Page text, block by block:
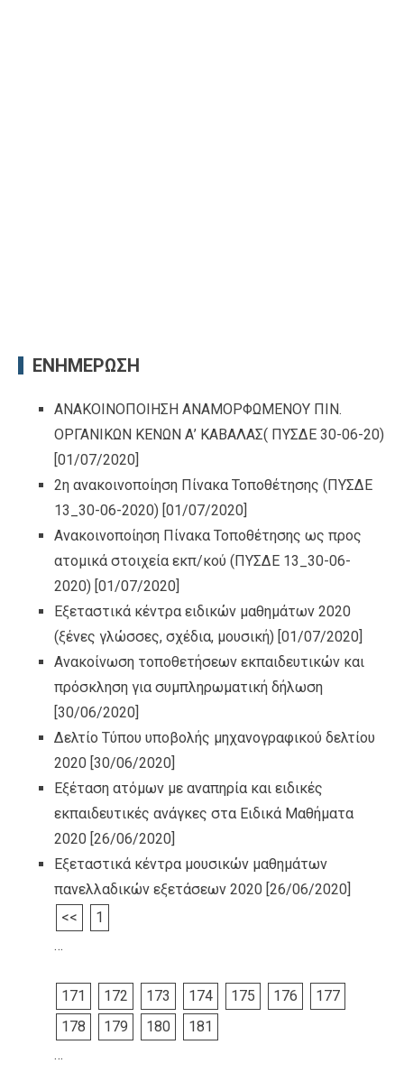
ΕΝΗΜΕΡΩΣΗ
ΑΝΑΚΟΙΝΟΠΟΙΗΣΗ ΑΝΑΜΟΡΦΩΜΕΝΟΥ ΠΙΝ.
ΟΡΓΑΝΙΚΩΝ ΚΕΝΩΝ Α’ ΚΑΒΑΛΑΣ( ΠΥΣΔΕ 30-06-20)
[01/07/2020]
2η ανακοινοποίηση Πίνακα Τοποθέτησης (ΠΥΣΔΕ
13_30-06-2020) [01/07/2020]
Ανακοινοποίηση Πίνακα Τοποθέτησης ως προς
ατομικά στοιχεία εκπ/κού (ΠΥΣΔΕ 13_30-06-
2020) [01/07/2020]
Εξεταστικά κέντρα ειδικών μαθημάτων 2020
(ξένες γλώσσες, σχέδια, μουσική) [01/07/2020]
Ανακοίνωση τοποθετήσεων εκπαιδευτικών και
πρόσκληση για συμπληρωματική δήλωση
[30/06/2020]
Δελτίο Τύπου υποβολής μηχανογραφικού δελτίου
2020 [30/06/2020]
Εξέταση ατόμων με αναπηρία και ειδικές
εκπαιδευτικές ανάγκες στα Ειδικά Μαθήματα
2020 [26/06/2020]
Εξεταστικά κέντρα μουσικών μαθημάτων
πανελλαδικών εξετάσεων 2020 [26/06/2020]
<<
1
…
171 172 173 174 175 176
177
178
179 180
181
…